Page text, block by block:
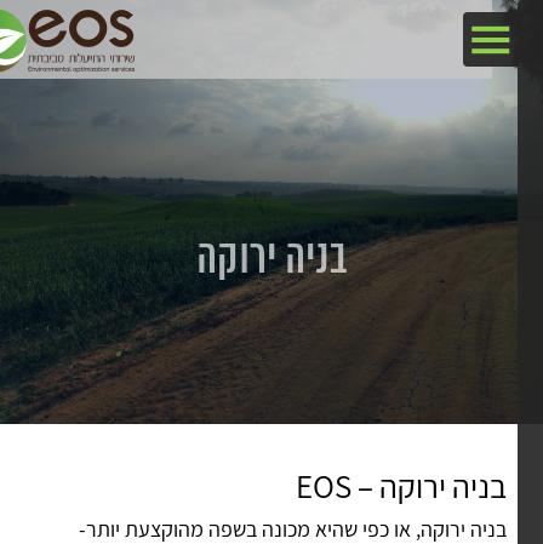
בניה ירוקה
בניה ירוקה – EOS
בניה ירוקה, או כפי שהיא מכונה בשפה מהוקצעת יותר-